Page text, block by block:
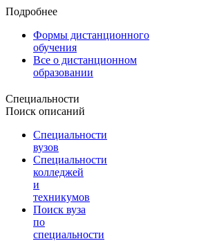
Подробнее
Формы дистанционного
обучения
Все о дистанционном
образовании
Специальности
Поиск описаний
Специальности
вузов
Специальности
колледжей
и
техникумов
Поиск вуза
по
специальности